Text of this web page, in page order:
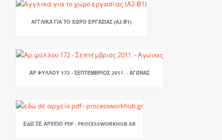
ΑΓΓΛΙΚΆ ΓΙΑ ΤΟ ΧΏΡΟ ΕΡΓΑΣΊΑΣ (Α2-Β1)
ΑΡ.ΦΎΛΛΟΥ 172 - ΣΕΠΤΈΜΒΡΙΟΣ 2011. - ΑΓΏΝΑΣ
ΕΔΏ ΣΕ ΑΡΧΕΊΟ PDF - PROCESSWORKHUB.GR